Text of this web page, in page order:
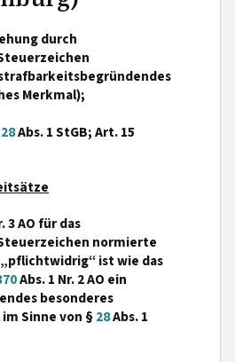
durch
Merkmal);
28Abs. 1 StGB; Art. 15
3 AO für das
normierte
ist wie das
Abs. 1 Nr. 2 AO ein
besonderes
Sinne von §28Abs. 1